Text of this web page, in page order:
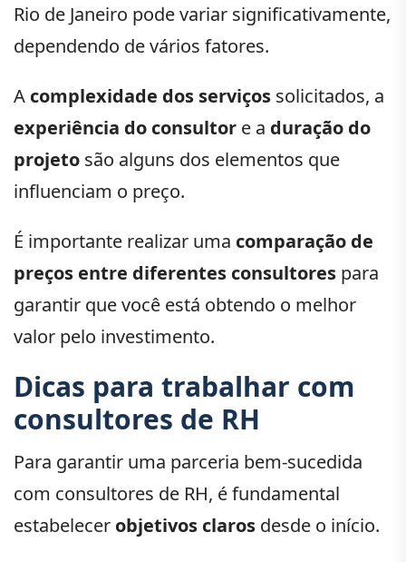
Rio de Janeiro pode variar significativamente,
dependendo de vários fatores.
A complexidade dos serviços solicitados, a
experiência do consultor e a duração do
projeto são alguns dos elementos que
influenciam o preço.
É importante realizar uma comparação de
preços entre diferentes consultores para
garantir que você está obtendo o melhor
valor pelo investimento.
Dicas para trabalhar com
consultores de RH
Para garantir uma parceria bem-sucedida
com consultores de RH, é fundamental
estabelecer objetivos claros desde o início.